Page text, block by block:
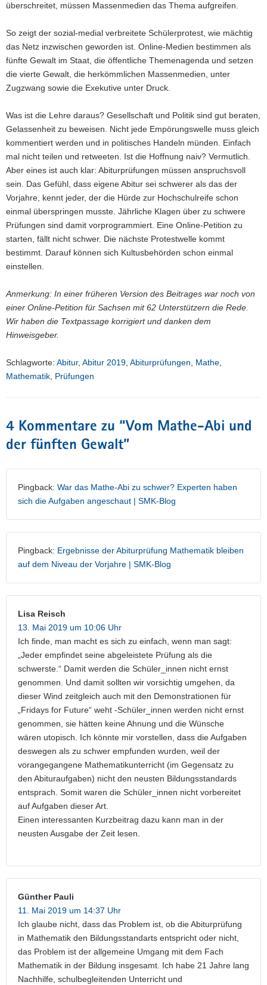
überschreitet, müssen Massenmedien das Thema aufgreifen.
So zeigt der sozial-medial verbreitete Schülerprotest, wie mächtig
das Netz inzwischen geworden ist. Online-Medien bestimmen als
fünfte Gewalt im Staat, die öffentliche Themenagenda und setzen
die vierte Gewalt, die herkömmlichen Massenmedien, unter
Zugzwang sowie die Exekutive unter Druck.
Was ist die Lehre daraus? Gesellschaft und Politik sind gut beraten,
Gelassenheit zu beweisen. Nicht jede Empörungswelle muss gleich
kommentiert werden und in politisches Handeln münden. Einfach
mal nicht teilen und retweeten. Ist die Hoffnung naiv? Vermutlich.
Aber eines ist auch klar: Abiturprüfungen müssen anspruchsvoll
sein. Das Gefühl, dass eigene Abitur sei schwerer als das der
Vorjahre, kennt jeder, der die Hürde zur Hochschulreife schon
einmal überspringen musste. Jährliche Klagen über zu schwere
Prüfungen sind damit vorprogrammiert. Eine Online-Petition zu
starten, fällt nicht schwer. Die nächste Protestwelle kommt
bestimmt. Darauf können sich Kultusbehörden schon einmal
einstellen.
Anmerkung: In einer früheren Version des Beitrages war noch von
einer Online-Petition für Sachsen mit 62 Unterstützern die Rede.
Wir haben die Textpassage korrigiert und danken dem
Hinweisgeber.
Schlagworte: Abitur, Abitur 2019 Abiturprüfungen Mathe
Mathematik Prüfungen
4 Kommentare zu “Vom Mathe-Abi und
der fünften Gewalt”
Pingback: War das Mathe-Abi zu schwer? Experten haben
sich die Aufgaben angeschaut | SMK-Blog
Pingback: Ergebnisse der Abiturprüfung Mathematik bleiben
auf dem Niveau der Vorjahre | SMK-Blog
Lisa Reisch
13. Mai 2019 um 10:06 Uhr
Ich finde, man macht es sich zu einfach, wenn man sagt:
„Jeder empfindet seine abgeleistete Prüfung als die
schwerste.“ Damit werden die Schüler_innen nicht ernst
genommen. Und damit sollten wir vorsichtig umgehen, da
dieser Wind zeitgleich auch mit den Demonstrationen für
„Fridays for Future“ weht -Schüler_innen werden nicht ernst
genommen, sie hätten keine Ahnung und die Wünsche
wären utopisch. Ich könnte mir vorstellen, dass die Aufgaben
deswegen als zu schwer empfunden wurden, weil der
vorangegangene Mathematikunterricht (im Gegensatz zu
den Abituraufgaben) nicht den neusten Bildungsstandards
entsprach. Somit waren die Schüler_innen nicht vorbereitet
auf Aufgaben dieser Art.
Einen interessanten Kurzbeitrag dazu kann man in der
neusten Ausgabe der Zeit lesen.
Günther Pauli
11. Mai 2019 um 14:37 Uhr
Ich glaube nicht, dass das Problem ist, ob die Abiturprüfung
in Mathematik den Bildungsstandarts entspricht oder nicht,
das Problem ist der allgemeine Umgang mit dem Fach
Mathematik in der Bildung insgesamt. Ich habe 21 Jahre lang
Nachhilfe, schulbegleitenden Unterricht und